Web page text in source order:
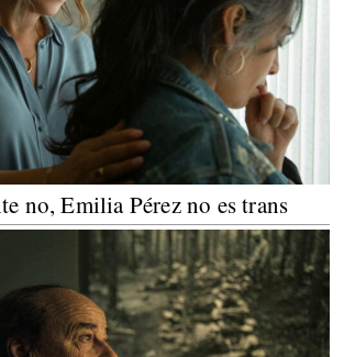
no, Emilia Pérez no es trans